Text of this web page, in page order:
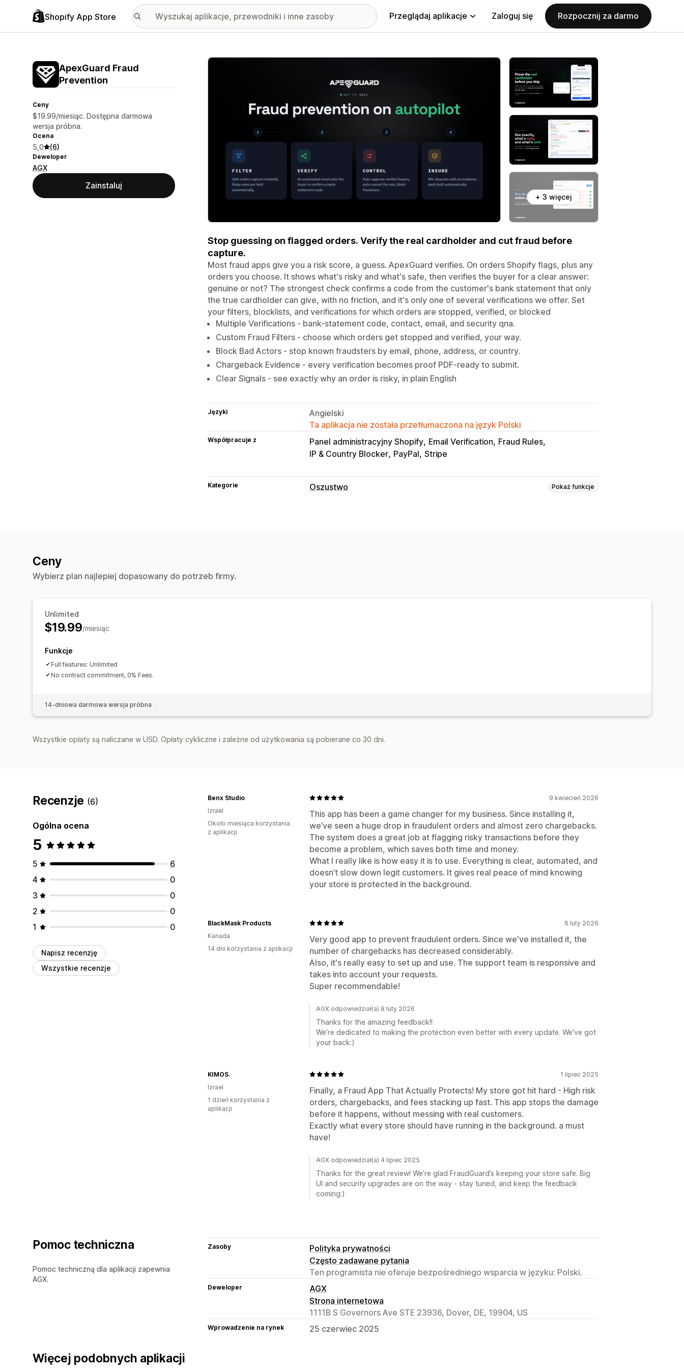
Shopify App Store Przeglądaj aplikacje Zaloguj się Rozpocznij za darmo
ApexGuard Fraud
Prevention
Ceny
$19.99/miesiąc. Dostępna darmowa
wersja próbna.
Ocena
5,0 (6)
Deweloper
AGX
Zainstaluj
Wyróżnione obrazy w galerii
+ 3 więcej
Stop guessing on flagged orders. Verify the real cardholder and cut fraud before
capture.
Most fraud apps give you a risk score, a guess. ApexGuard verifies. On orders Shopify flags, plus any
orders you choose. It shows what's risky and what's safe, then verifies the buyer for a clear answer:
genuine or not? The strongest check confirms a code from the customer's bank statement that only
the true cardholder can give, with no friction, and it's only one of several verifications we offer. Set
your filters, blocklists, and verifications for which orders are stopped, verified, or blocked
Multiple Verifications - bank-statement code, contact, email, and security qna.
Custom Fraud Filters - choose which orders get stopped and verified, your way.
Block Bad Actors - stop known fraudsters by email, phone, address, or country.
Chargeback Evidence - every verification becomes proof PDF-ready to submit.
Clear Signals - see exactly why an order is risky, in plain English
Języki
Angielski
Ta aplikacja nie została przetłumaczona na język Polski
Współpracuje z Panel administracyjny Shopify Email Verification Fraud Rules
IP & Country Blocker PayPal Stripe
Kategorie Oszustwo Pokaż funkcje
Ceny
Wybierz plan najlepiej dopasowany do potrzeb firmy.
Unlimited
$19.99/miesiąc
Funkcje
Full features: Unlimited
No contract commitment, 0% Fees.
14-dniowa darmowa wersja próbna
Wszystkie opłaty są naliczane w USD. Opłaty cykliczne i zależne od użytkowania są pobierane co 30 dni.
Recenzje (6)
Ogólna ocena
5
5
6
4
0
3
0
2
0
1
0
Napisz recenzję
Wszystkie recenzje
9 kwiecień 2026
This app has been a game changer for my business. Since installing it,
we’ve seen a huge drop in fraudulent orders and almost zero chargebacks.
The system does a great job at flagging risky transactions before they
become a problem, which saves both time and money.
What I really like is how easy it is to use. Everything is clear, automated, and
doesn’t slow down legit customers. It gives real peace of mind knowing
your store is protected in the background.
Benx Studio
Izrael
Około miesiąca korzystania
z aplikacji
6 luty 2026
Very good app to prevent fraudulent orders. Since we've installed it, the
number of chargebacks has decreased considerably.
Also, it's really easy to set up and use. The support team is responsive and
takes into account your requests.
Super recommendable!
BlackMask Products
Kanada
14 dni korzystania z aplikacji
AGX odpowiedział(a) 8 luty 2026
Thanks for the amazing feedback!!
We’re dedicated to making the protection even better with every update. We've got
your back:)
1 lipiec 2025
Finally, a Fraud App That Actually Protects! My store got hit hard - High risk
orders, chargebacks, and fees stacking up fast. This app stops the damage
before it happens, without messing with real customers.
Exactly what every store should have running in the background. a must
have!
KIMOS.
Izrael
1 dzień korzystania z
aplikacji
AGX odpowiedział(a) 4 lipiec 2025
Thanks for the great review! We’re glad FraudGuard’s keeping your store safe. Big
UI and security upgrades are on the way - stay tuned, and keep the feedback
coming:)
Pomoc techniczna
Pomoc techniczną dla aplikacji zapewnia
AGX.
Zasoby
Polityka prywatności
Często zadawane pytania
Ten programista nie oferuje bezpośredniego wsparcia w języku: Polski.
Deweloper
AGX
Strona internetowa
1111B S Governors Ave STE 23936, Dover, DE, 19904, US
Wprowadzenie na rynek 25 czerwiec 2025
Więcej podobnych aplikacji